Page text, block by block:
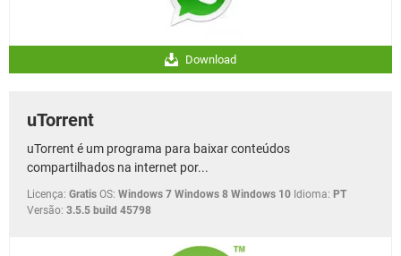
Download
uTorrent
uTorrent é um programa para baixar conteúdos
compartilhados na internet por...
Licença: Gratis OS: Windows 7 Windows 8 Windows 10 Idioma: PT
Versão: 3.5.5 build 45798